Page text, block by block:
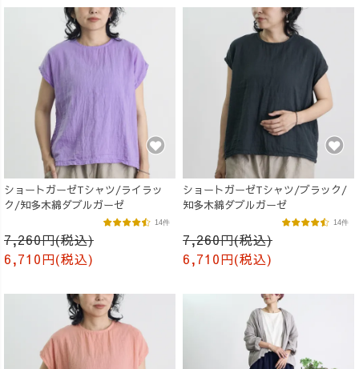
ショートガーゼTシャツ/ライラッ
ク/知多木綿ダブルガーゼ
7,260円(税込)
6,710円(税込)
14件
ショートガーゼTシャツ/ブラック/
知多木綿ダブルガーゼ
7,260円(税込)
6,710円(税込)
14件